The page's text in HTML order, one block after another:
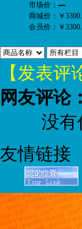
市场价： —
商城价： ￥
会员价： ￥
【发表评
网友评论：
没有
友情链接